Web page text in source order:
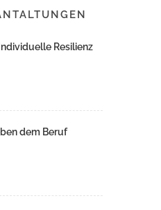
Resilienz
dem Beruf